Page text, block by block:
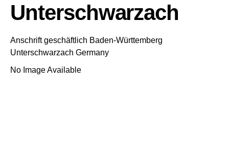
Unterschwarzach
Anschrift geschäftlich Baden-Württemberg
Unterschwarzach Germany
No Image Available